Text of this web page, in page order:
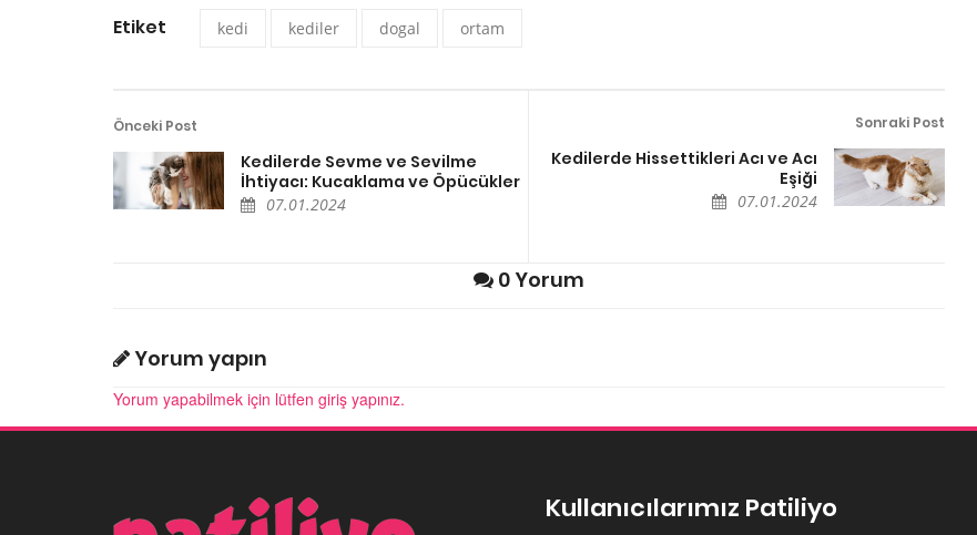
Etiket kedi kediler dogal ortam
Önceki Post
Kedilerde Sevme ve Sevilme
İhtiyacı: Kucaklama ve Öpücükler
07.01.2024
Sonraki Post
Kedilerde Hissettikleri Acı ve Acı
Eşiği
07.01.2024
0 Yorum
Yorum yapın
Yorum yapabilmek için lütfen giriş yapınız.
Kullanıcılarımız Patiliyo